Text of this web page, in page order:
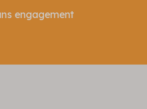
engagement